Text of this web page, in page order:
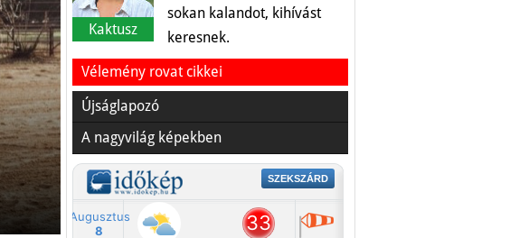
Kaktusz
sokan kalandot, kihívást
keresnek.
Vélemény rovat cikkei
Újságlapozó
A nagyvilág képekben